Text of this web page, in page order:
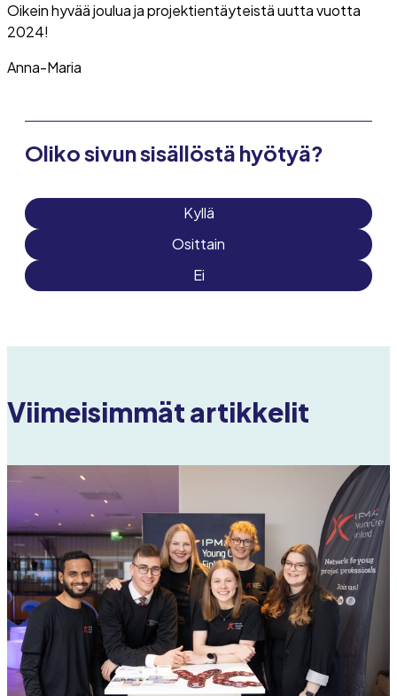
Oikein hyvää joulua ja projektientäyteistä uutta vuotta
2024!
Anna-Maria
Oliko sivun sisällöstä hyötyä?
Kyllä
Osittain
Ei
Viimeisimmät artikkelit